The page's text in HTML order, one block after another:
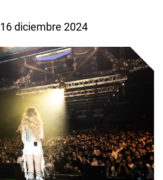
16 diciembre 2024